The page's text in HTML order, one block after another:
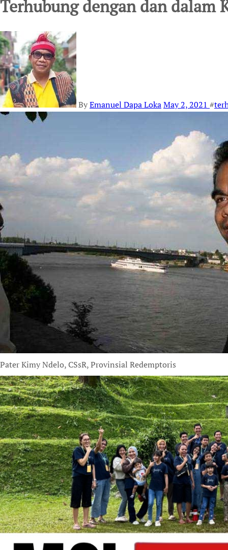
Terhubung dengan dan dalam
ByEmanuel Dapa LokaMay 2, 2021 #
Pater Kimy Ndelo, CSsR, Provinsial Redemptoris